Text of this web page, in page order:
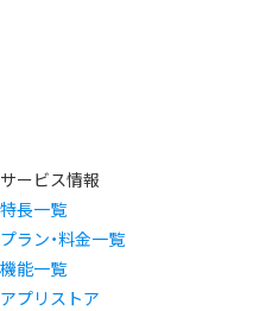
サービス情報
特長一覧
プラン・料金一覧
機能一覧
アプリストア